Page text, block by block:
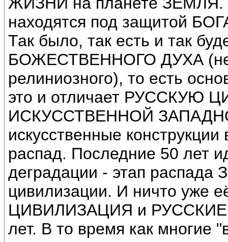
находятся под защитой
Так было, так есть и так
БОЖЕСТВЕННОГО ДУХА (не
релиниозного), то есть
это и отличает РУССКУЮ
ИСКУССТВЕННОЙ
искусственные
распад. Последние 50 лет
деградации - этап распада
цивилизации. И ничто уже
ЦИВИЛИЗАЦИЯ и РУССКИЕ
лет. В то время как многие